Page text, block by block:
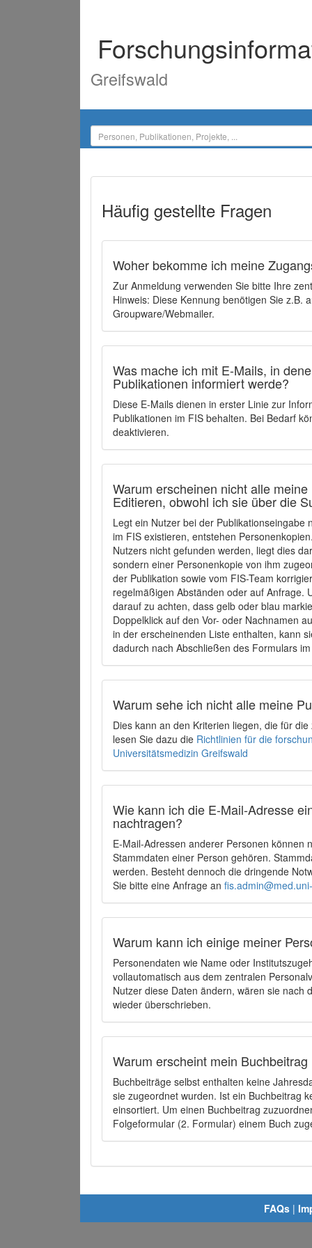
Greifswald
Häufig gestellte Fragen
Woher bekomme ich meine
Zur Anmeldung verwenden Sie bitte Ihre
Hinweis: Diese Kennung benötigen Sie z.B.
Groupware/Webmailer.
Was mache ich mit E-Mails, in
Publikationen informiert werde?
Diese E-Mails dienen in erster Linie zur
Publikationen im FIS behalten. Bei Bedarf
deaktivieren.
Warum erscheinen nicht alle
Editieren, obwohl ich sie über die
Legt ein Nutzer bei der
im FIS existieren, entstehen
Nutzers nicht gefunden werden, liegt dies
sondern einer Personenkopie von ihm
der Publikation sowie vom FIS-Team
regelmäßigen Abständen oder auf Anfrage.
darauf zu achten, dass gelb oder blau
Doppelklick auf den Vor- oder Nachnamen
in der erscheinenden Liste enthalten, kann
dadurch nach Abschließen des Formulars
Warum sehe ich nicht alle meine
Dies kann an den Kriterien liegen, die für
lesen Sie dazu die Richtlinien für die
Universitätsmedizin Greifswald
Wie kann ich die E-Mail-Adresse
nachtragen?
E-Mail-Adressen anderer Personen können
Stammdaten einer Person gehören.
werden. Besteht dennoch die dringende
Sie bitte eine Anfrage an
Warum kann ich einige meiner
Personendaten wie Name oder
vollautomatisch aus dem zentralen
Nutzer diese Daten ändern, wären sie
wieder überschrieben.
Warum erscheint mein
Buchbeiträge selbst enthalten keine
sie zugeordnet wurden. Ist ein Buchbeitrag
einsortiert. Um einen Buchbeitrag
Folgeformular (2. Formular) einem Buch
FAQs |